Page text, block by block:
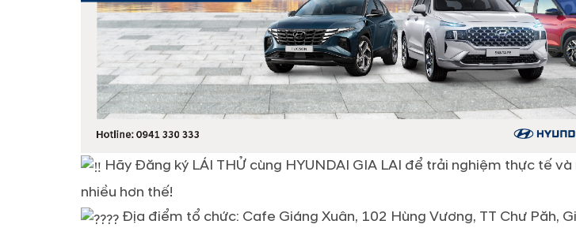
Hãy Đăng ký LÁI THỬ cùng HYUNDAI GIA LAI để trải nghiệm thực tế
nhiều hơn thế!
Địa điểm tổ chức: Cafe Giáng Xuân, 102 Hùng Vương, TT Chư Păh,